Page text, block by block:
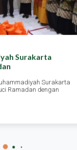
Surakarta
Surakarta
Ramadan dengan